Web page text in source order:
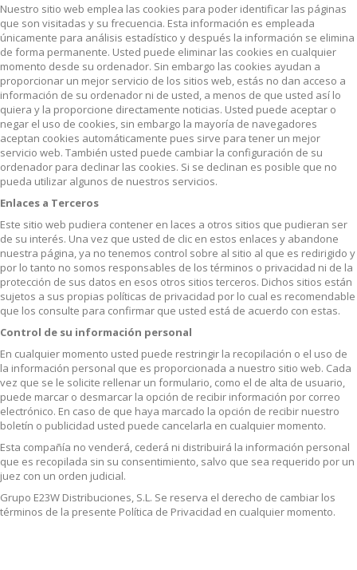
Nuestro sitio web emplea las cookies para poder identificar las páginas
que son visitadas y su frecuencia. Esta información es empleada
únicamente para análisis estadístico y después la información se elimina
de forma permanente. Usted puede eliminar las cookies en cualquier
momento desde su ordenador. Sin embargo las cookies ayudan a
proporcionar un mejor servicio de los sitios web, estás no dan acceso a
información de su ordenador ni de usted, a menos de que usted así lo
quiera y la proporcione directamente noticias. Usted puede aceptar o
negar el uso de cookies, sin embargo la mayoría de navegadores
aceptan cookies automáticamente pues sirve para tener un mejor
servicio web. También usted puede cambiar la configuración de su
ordenador para declinar las cookies. Si se declinan es posible que no
pueda utilizar algunos de nuestros servicios.
Enlaces a Terceros
Este sitio web pudiera contener en laces a otros sitios que pudieran ser
de su interés. Una vez que usted de clic en estos enlaces y abandone
nuestra página, ya no tenemos control sobre al sitio al que es redirigido y
por lo tanto no somos responsables de los términos o privacidad ni de la
protección de sus datos en esos otros sitios terceros. Dichos sitios están
sujetos a sus propias políticas de privacidad por lo cual es recomendable
que los consulte para confirmar que usted está de acuerdo con estas.
Control de su información personal
En cualquier momento usted puede restringir la recopilación o el uso de
la información personal que es proporcionada a nuestro sitio web. Cada
vez que se le solicite rellenar un formulario, como el de alta de usuario,
puede marcar o desmarcar la opción de recibir información por correo
electrónico. En caso de que haya marcado la opción de recibir nuestro
boletín o publicidad usted puede cancelarla en cualquier momento.
Esta compañía no venderá, cederá ni distribuirá la información personal
que es recopilada sin su consentimiento, salvo que sea requerido por un
juez con un orden judicial.
Grupo E23W Distribuciones, S.L. Se reserva el derecho de cambiar los
términos de la presente Política de Privacidad en cualquier momento.